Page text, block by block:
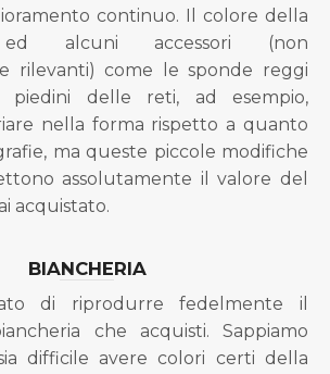
continuo. Il colore della
ed alcuni accessori (non
rilevanti) come le sponde reggi
piedini delle reti, ad esempio,
nella forma rispetto a quanto
ma queste piccole modifiche
assolutamente il valore del
acquistato.
BIANCHERIA
di riprodurre fedelmente il
che acquisti. Sappiamo
difficile avere colori certi della